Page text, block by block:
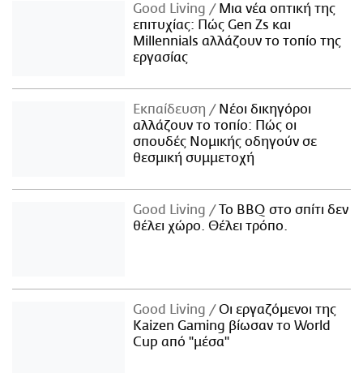
Good Living
Μια νέα οπτική της
επιτυχίας: Πώς Gen Zs και
Millennials αλλάζουν το τοπίο της
εργασίας
Εκπαίδευση
Νέοι δικηγόροι
αλλάζουν το τοπίο: Πώς οι
σπουδές Νομικής οδηγούν σε
θεσμική συμμετοχή
Good Living
Το BBQ στο σπίτι δεν
θέλει χώρο. Θέλει τρόπο.
Good Living
Οι εργαζόμενοι της
Kaizen Gaming βίωσαν το World
Cup από "μέσα"